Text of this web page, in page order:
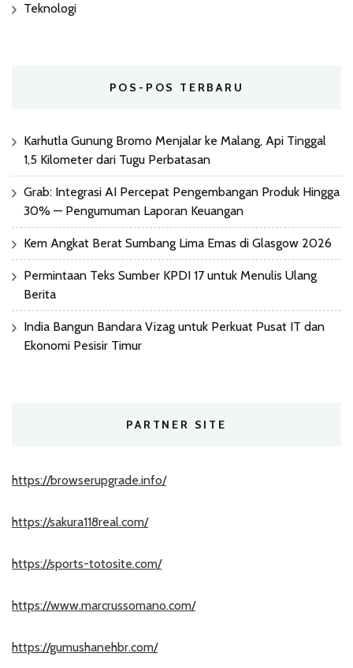
Teknologi
POS-POS TERBARU
Karhutla Gunung Bromo Menjalar ke Malang, Api Tinggal
1,5 Kilometer dari Tugu Perbatasan
Grab: Integrasi AI Percepat Pengembangan Produk Hingga
30% — Pengumuman Laporan Keuangan
Kem Angkat Berat Sumbang Lima Emas di Glasgow 2026
Permintaan Teks Sumber KPDI 17 untuk Menulis Ulang
Berita
India Bangun Bandara Vizag untuk Perkuat Pusat IT dan
Ekonomi Pesisir Timur
PARTNER SITE
https://browserupgrade.info/
https://sakura118real.com/
https://sports-totosite.com/
https://www.marcrussomano.com/
https://gumushanehbr.com/